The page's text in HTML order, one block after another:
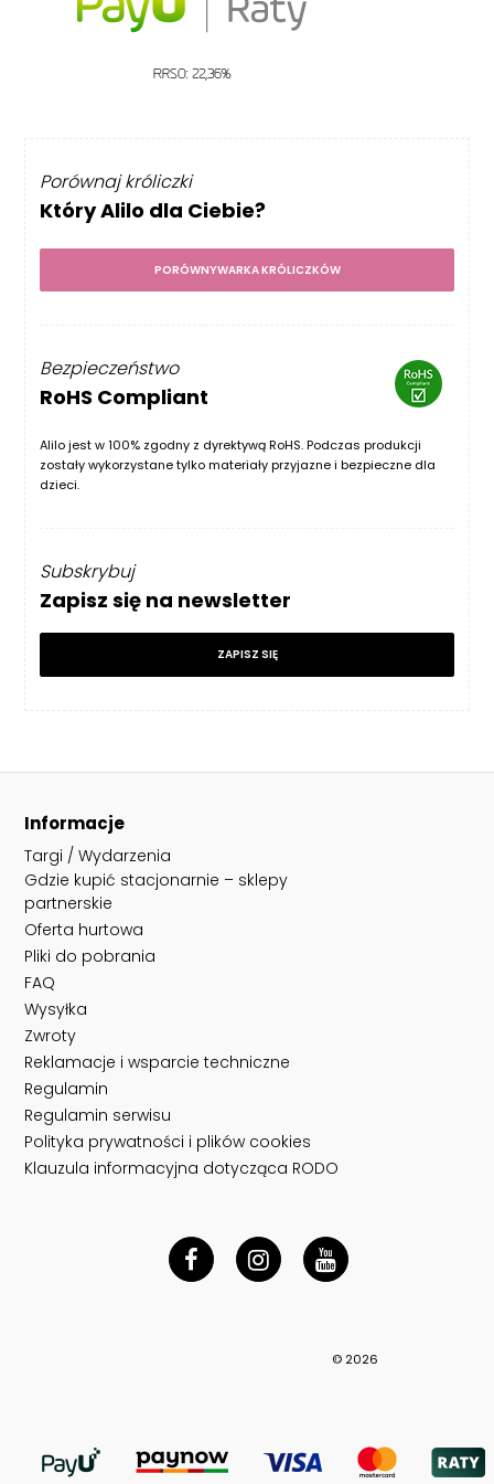
Porównaj króliczki
Który Alilo dla Ciebie?
PORÓWNYWARKA KRÓLICZKÓW
Bezpieczeństwo
RoHS Compliant
Alilo jest w 100% zgodny z dyrektywą RoHS. Podczas produkcji
zostały wykorzystane tylko materiały przyjazne i bezpieczne dla
dzieci.
Subskrybuj
Zapisz się na newsletter
ZAPISZ SIĘ
Informacje
Targi / Wydarzenia
Gdzie kupić stacjonarnie – sklepy
partnerskie
Oferta hurtowa
Pliki do pobrania
FAQ
Wysyłka
Zwroty
Reklamacje i wsparcie techniczne
Regulamin
Regulamin serwisu
Polityka prywatności i plików cookies
Klauzula informacyjna dotycząca RODO
© 2026